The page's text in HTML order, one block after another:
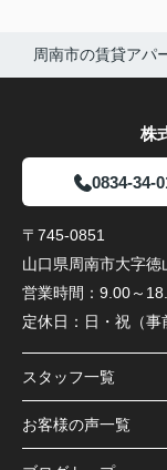
周南市の賃貸アパ
株
0834-34-
〒745-0851
山口県周南市大字徳
営業時間： 9.00～
定休日： 日・祝（
スタッフ一覧
お客様の声一覧